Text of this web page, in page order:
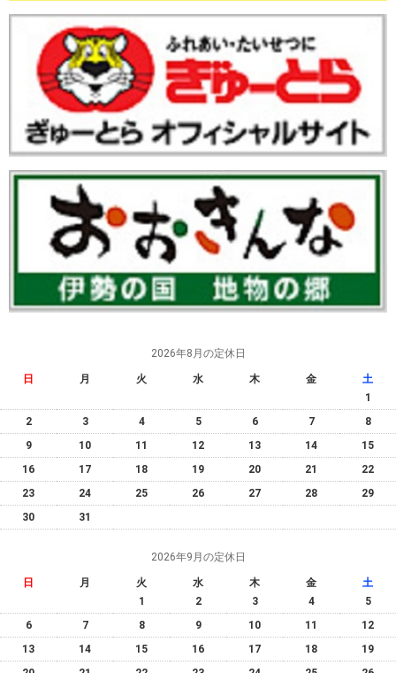
2026年8月の定休日
日 月 火 水 木 金
土
1
2
3 4 5 6 7
8
9
10 11 12 13 14
15
16
17 18 19 20 21
22
23
24 25 26 27 28
29
30
31
2026年9月の定休日
日 月 火 水 木 金
土
1
2 3 4
5
6
7 8 9 10 11
12
13
14 15 16 17 18
19